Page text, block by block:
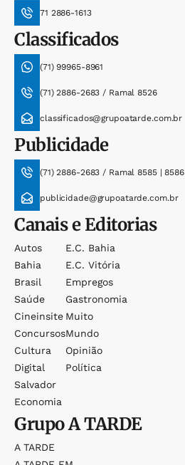
71 2886-1613
Classificados
(71) 99965-8961
(71) 2886-2683 / Ramal 8526
classificados@grupoatarde.com.br
Publicidade
(71) 2886-2683 / Ramal 8585 | 8586
publicidade@grupoatarde.com.br
Canais e Editorias
Autos
Bahia
Brasil
Saúde
Cineinsite
Concursos
Cultura
Digital
Salvador
Economia
E.c. Bahia
E.c. Vitória
Empregos
Gastronomia
Muito
Mundo
Opinião
Política
GrupoA TARDE
A TARDE